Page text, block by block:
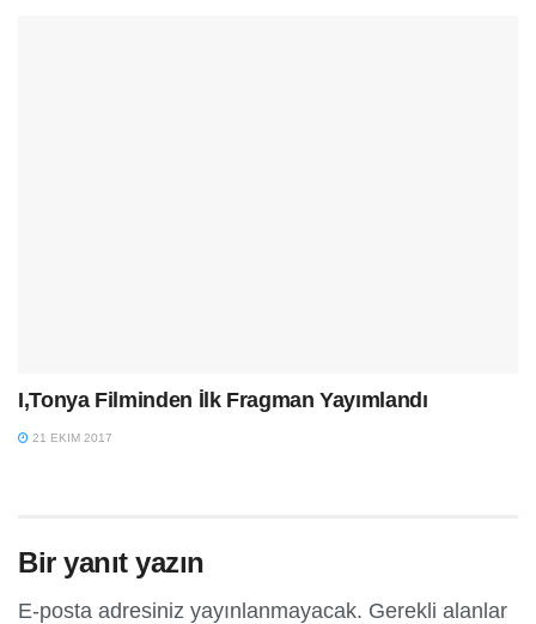
I,Tonya Filminden İlk Fragman Yayımlandı
21 EKIM 2017
Bir yanıt yazın
E-posta adresiniz yayınlanmayacak. Gerekli alanlar